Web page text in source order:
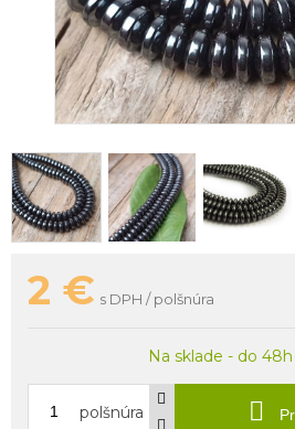
2 € s DPH / polšnúra
Na sklade - do
polšnúra